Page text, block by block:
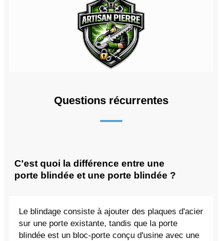
Questions récurrentes
C'est quoi la différence entre une
porte blindée et une porte blindée ?
Le blindage consiste à ajouter des plaques d'acier
sur une porte existante, tandis que la porte
blindée est un bloc-porte conçu d'usine avec une